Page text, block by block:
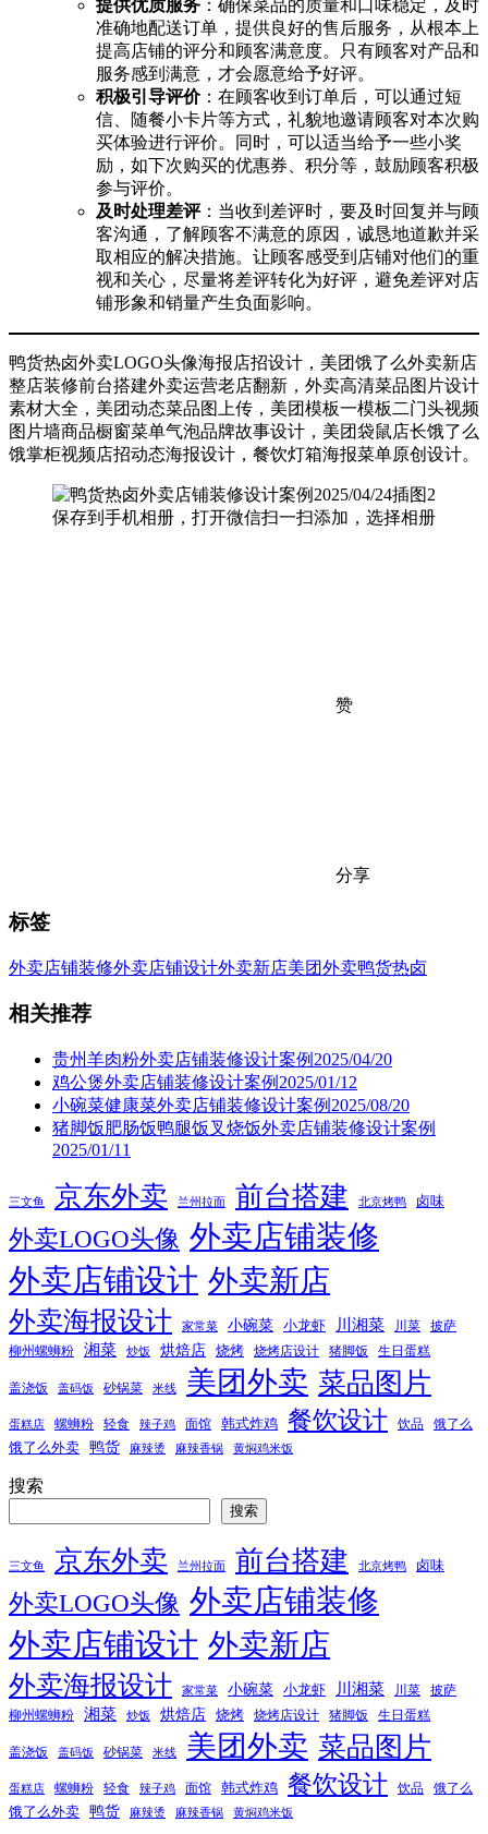
提供优质服务 ：确保菜品的质量和口味稳定，及时
准确地配送订单，提供良好的售后服务，从根本上
提高店铺的评分和顾客满意度。只有顾客对产品和
服务感到满意，才会愿意给予好评。
积极引导评价：在顾客收到订单后，可以通过短
信、随餐小卡片等方式，礼貌地邀请顾客对本次购
买体验进行评价。同时，可以适当给予一些小奖
励，如下次购买的优惠券、积分等，鼓励顾客积极
参与评价。
及时处理差评：当收到差评时，要及时回复并与顾
客沟通，了解顾客不满意的原因，诚恳地道歉并采
取相应的解决措施。让顾客感受到店铺对他们的重
视和关心，尽量将差评转化为好评，避免差评对店
铺形象和销量产生负面影响。
鸭货热卤外卖LOGO头像海报店招设计，美团饿了么外卖新店
整店装修前台搭建外卖运营老店翻新，外卖高清菜品图片设计
素材大全，美团动态菜品图上传，美团模板一模板二门头视频
图片墙商品橱窗菜单气泡品牌故事设计，美团袋鼠店长饿了么
饿掌柜视频店招动态海报设计，餐饮灯箱海报菜单原创设计。
保存到手机相册，打开微信扫一扫添加，选择相册
赞
分享
标签
外卖店铺装修外卖店铺设计外卖新店美团外卖鸭货热卤
相关推荐
贵州羊肉粉外卖店铺装修设计案例2025/04/20
鸡公煲外卖店铺装修设计案例2025/01/12
小碗菜健康菜外卖店铺装修设计案例2025/08/20
猪脚饭肥肠饭鸭腿饭叉烧饭外卖店铺装修设计案例
2025/01/11
三文鱼 京东外卖 兰州拉面 前台搭建 北京烤鸭 卤味
外卖LOGO头像 外卖店铺装修
外卖店铺设计 外卖新店
外卖海报设计 家常菜 小碗菜 小龙虾 川湘菜 川菜
披萨
柳州螺蛳粉
湘菜 炒饭 烘焙店 烧烤 烧烤店设计 猪脚饭 生日蛋糕
盖浇饭 盖码饭 砂锅菜 米线 美团外卖 菜品图片
蛋糕店 螺蛳粉 轻食 辣子鸡 面馆 韩式炸鸡 餐饮设计 饮品 饿了么
饿了么外卖 鸭货 麻辣烫 麻辣香锅 黄焖鸡米饭
搜索
搜索
三文鱼 京东外卖 兰州拉面 前台搭建 北京烤鸭 卤味
外卖LOGO头像 外卖店铺装修
外卖店铺设计 外卖新店
外卖海报设计 家常菜 小碗菜 小龙虾 川湘菜 川菜
披萨
柳州螺蛳粉
湘菜 炒饭 烘焙店 烧烤 烧烤店设计 猪脚饭 生日蛋糕
盖浇饭 盖码饭 砂锅菜 米线 美团外卖 菜品图片
蛋糕店 螺蛳粉 轻食 辣子鸡 面馆 韩式炸鸡 餐饮设计 饮品 饿了么
饿了么外卖 鸭货 麻辣烫 麻辣香锅 黄焖鸡米饭